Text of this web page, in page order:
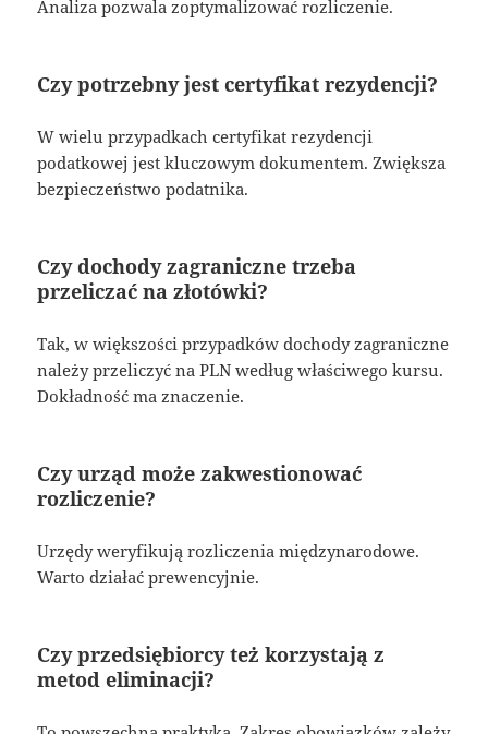
Analiza pozwala zoptymalizować rozliczenie.
Czy potrzebny jest certyfikat rezydencji?
W wielu przypadkach certyfikat rezydencji
podatkowej jest kluczowym dokumentem. Zwiększa
bezpieczeństwo podatnika.
Czy dochody zagraniczne trzeba
przeliczać na złotówki?
Tak, w większości przypadków dochody zagraniczne
należy przeliczyć na PLN według właściwego kursu.
Dokładność ma znaczenie.
Czy urząd może zakwestionować
rozliczenie?
Urzędy weryfikują rozliczenia międzynarodowe.
Warto działać prewencyjnie.
Czy przedsiębiorcy też korzystają z
metod eliminacji?